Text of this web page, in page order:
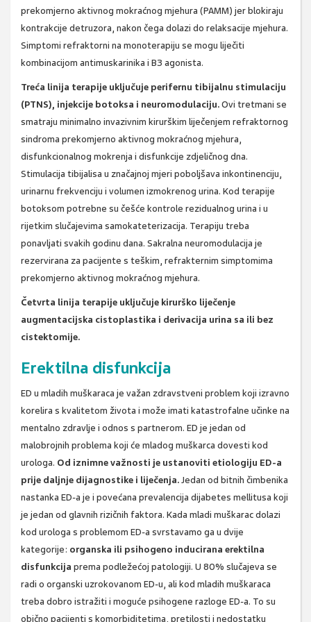
prekomjerno aktivnog mokraćnog mjehura (PAMM) jer blokiraju
kontrakcije detruzora, nakon čega dolazi do relaksacije mjehura.
Simptomi refraktorni na monoterapiju se mogu liječiti
kombinacijom antimuskarinika i B3 agonista.
Treća linija terapije uključuje perifernu tibijalnu stimulaciju
(PTNS), injekcije botoksa i neuromodulaciju.Ovi tretmani se
smatraju minimalno invazivnim kirurškim liječenjem refraktornog
sindroma prekomjerno aktivnog mokraćnog mjehura,
disfunkcionalnog mokrenja i disfunkcije zdjeličnog dna.
Stimulacija tibijalisa u značajnoj mjeri poboljšava inkontinenciju,
urinarnu frekvenciju i volumen izmokrenog urina. Kod terapije
botoksom potrebne su češće kontrole rezidualnog urina i u
rijetkim slučajevima samokateterizacija. Terapiju treba
ponavljati svakih godinu dana. Sakralna neuromodulacija je
rezervirana za pacijente s teškim, refrakternim simptomima
prekomjerno aktivnog mokraćnog mjehura.
Četvrta linija terapije uključuje kirurško liječenje
augmentacijska cistoplastika i derivacija urina sa ili bez
cistektomije.
Erektilna disfunkcija
ED u mladih muškaraca je važan zdravstveni problem koji izravno
korelira s kvalitetom života i može imati katastrofalne učinke na
mentalno zdravlje i odnos s partnerom. ED je jedan od
malobrojnih problema koji će mladog muškarca dovesti kod
urologa. Od iznimne važnosti je ustanoviti etiologiju ED-a
prije daljnje dijagnostike i liječenja.Jedan od bitnih čimbenika
nastanka ED-a je i povećana prevalencija dijabetes mellitusa koji
je jedan od glavnih rizičnih faktora. Kada mladi muškarac dolazi
kod urologa s problemom ED-a svrstavamo ga u dvije
kategorije: organska ili psihogeno inducirana erektilna
disfunkcija prema podležećoj patologiji. U 80% slučajeva se
radi o organski uzrokovanom ED-u, ali kod mladih muškaraca
treba dobro istražiti i moguće psihogene razloge ED-a. To su
obično pacijenti s komorbiditetima, pretilosti i nedostatku